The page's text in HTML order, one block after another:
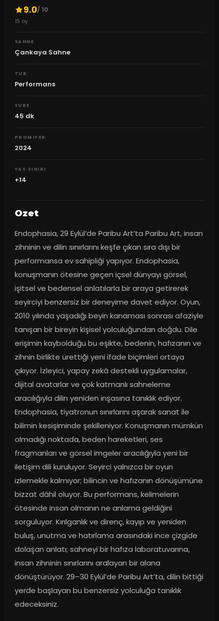
9.0/ 10
15 oy
SAHNE
Çankaya Sahne
TUR
Performans
SURE
45 dk
PROMIYER
2024
YAS SINIRI
+14
Ozet
Endophasia, 29 Eylül’de Paribu Art’ta Paribu Art, insan
zihninin ve dilin sınırlarını keşfe çıkan sıra dışı bir
performansa ev sahipliği yapıyor. Endophasia,
konuşmanın ötesine geçen içsel dünyayı görsel,
işitsel ve bedensel anlatılarla bir araya getirerek
seyirciyi benzersiz bir deneyime davet ediyor. Oyun,
2010 yılında yaşadığı beyin kanaması sonrası afaziyle
tanışan bir bireyin kişisel yolculuğundan doğdu. Dile
erişimin kaybolduğu bu eşikte, bedenin, hafızanın ve
zihnin birlikte ürettiği yeni ifade biçimleri ortaya
çıkıyor. İzleyici, yapay zekâ destekli uygulamalar,
dijital avatarlar ve çok katmanlı sahneleme
aracılığıyla dilin yeniden inşasına tanıklık ediyor.
Endophasia, tiyatronun sınırlarını aşarak sanat ile
bilimin kesişiminde şekilleniyor. Konuşmanın mümkün
olmadığı noktada, beden hareketleri, ses
fragmanları ve görsel imgeler aracılığıyla yeni bir
iletişim dili kuruluyor. Seyirci yalnızca bir oyun
izlemekle kalmıyor; bilincin ve hafızanın dönüşümüne
bizzat dâhil oluyor. Bu performans, kelimelerin
ötesinde insan olmanın ne anlama geldiğini
sorguluyor. Kırılganlık ve direnç, kayıp ve yeniden
buluş, unutma ve hatırlama arasındaki ince çizgide
dolaşan anlatı; sahneyi bir hafıza laboratuvarına,
insan zihninin sınırlarını aralayan bir alana
dönüştürüyor. 29–30 Eylül’de Paribu Art’ta, dilin bittiği
yerde başlayan bu benzersiz yolculuğa tanıklık
edeceksiniz.